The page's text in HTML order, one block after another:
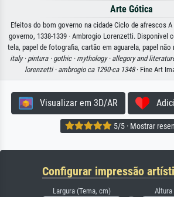
Arte Gótica
Efeitos do bom governo na cidade Ciclo de afrescos
governo, 1338-1339 · Ambrogio Lorenzetti. Disponível
tela, papel de fotografia, cartão em aguarela, papel
italy · pintura · gothic · mythology · allegory and
lorenzetti · ambrogio ca 1290-ca 1348· Fine Art
Visualizar em 3D/AR
5/5 · Mostrar
Configurar impressão
Largura (Tema, cm) Altura